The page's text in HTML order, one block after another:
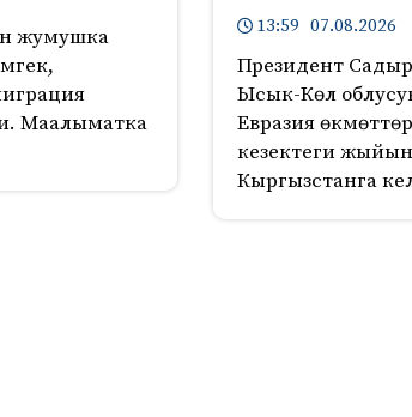
жумушка
Маалыматка
13:59 07.08.2026
Президент
Ысык-Көл
Евразия
кезектеги
Кыргызстанга